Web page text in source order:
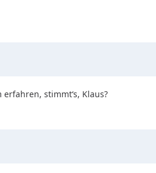
stimmt‘s, Klaus?